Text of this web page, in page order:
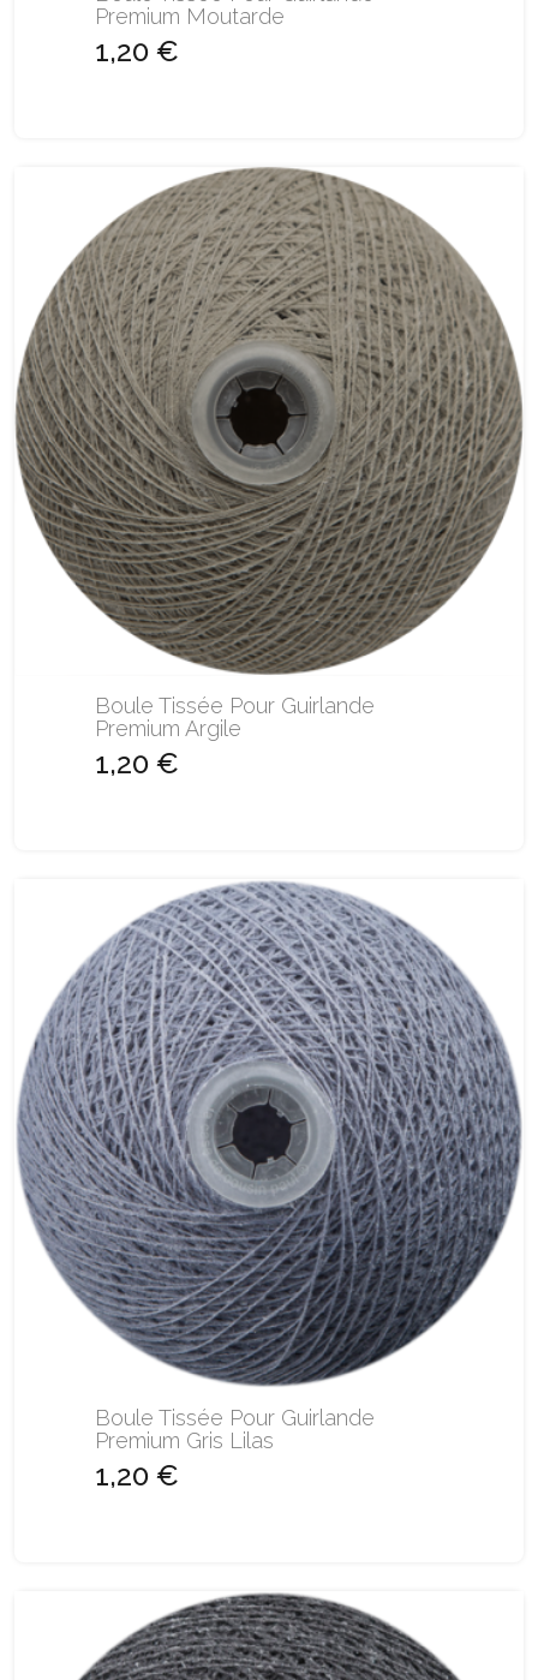
Premium Moutarde
1,20 €
Boule Tissée Pour Guirlande
Premium Argile
1,20 €
Boule Tissée Pour Guirlande
Premium Gris Lilas
1,20 €